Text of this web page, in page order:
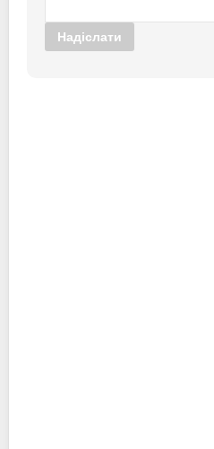
Надіслати